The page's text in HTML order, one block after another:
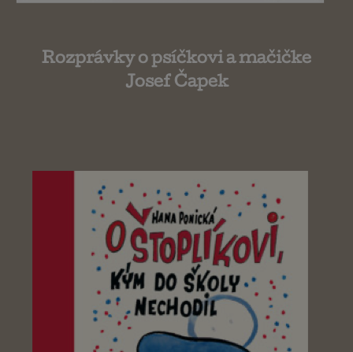
Rozprávky o psíčkovi a mačičke
Josef Čapek